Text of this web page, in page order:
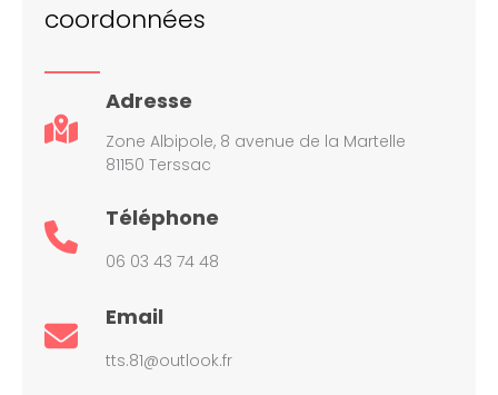
coordonnées
Adresse
Zone Albipole, 8 avenue de la Martelle
81150 Terssac
Téléphone
06 03 43 74 48
Email
tts.81@outlook.fr